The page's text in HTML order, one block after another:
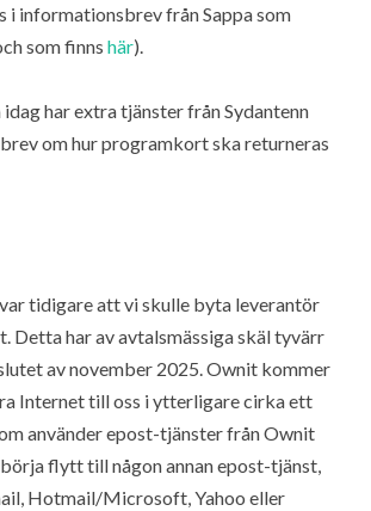
i informationsbrev från Sappa som
som finnshär).
idag har extra tjänster från Sydantenn
om hur programkort ska returneras
tidigare att vi skulle byta leverantör
Detta har av avtalsmässiga skäl tyvärr
av november 2025. Ownit kommer
Internet till oss i ytterligare cirka ett
använder epost-tjänster från Ownit
flytt till någon annan epost-tjänst,
Hotmail/Microsoft, Yahoo eller